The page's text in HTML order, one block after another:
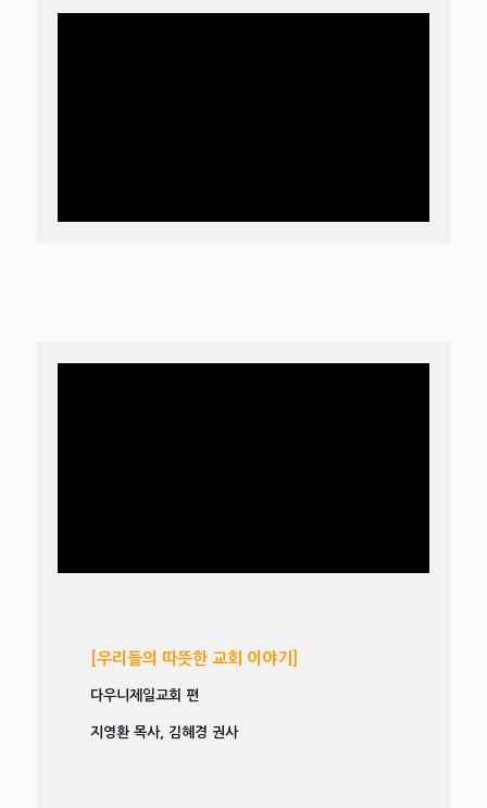
[우리들의 따뜻한 교회 이야기]
다우니제일교회 편
지영환 목사, 김혜경 권사